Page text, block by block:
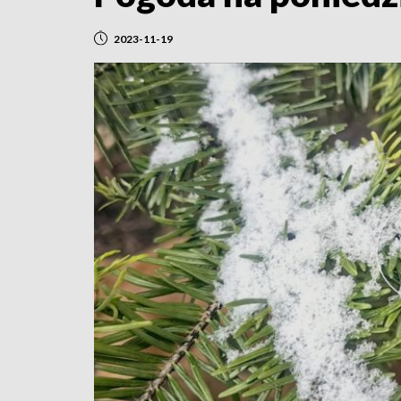
2023-11-19